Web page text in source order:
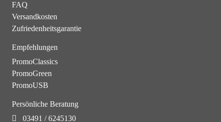
FAQ
Versandkosten
Zufriedenheitsgarantie
Empfehlungen
PromoClassics
PromoGreen
PromoUSB
Persönliche Beratung
03491 / 6245130